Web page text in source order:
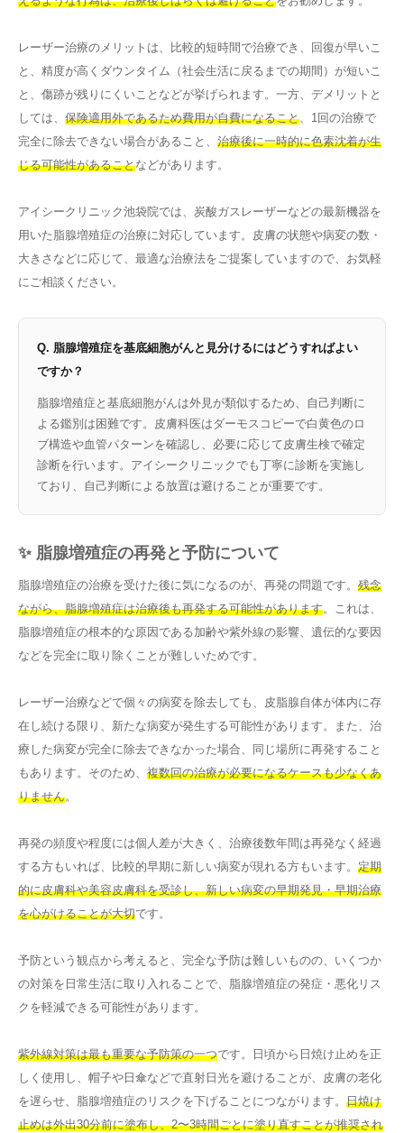
レーザー治療のメリットは、比較的短時間で治療でき、回復が早いこ
と、精度が高くダウンタイム（社会生活に戻るまでの期間）が短いこ
と、傷跡が残りにくいことなどが挙げられます。一方、デメリットと
しては、 保険適用外であるため費用が自費になること、1回の治療で
完全に除去できない場合があること、 治療後に一時的に色素沈着が生
じる可能性があることなどがあります。
アイシークリニック池袋院では、炭酸ガスレーザーなどの最新機器を
用いた脂腺増殖症の治療に対応しています。皮膚の状態や病変の数・
大きさなどに応じて、最適な治療法をご提案していますので、お気軽
にご相談ください。
Q. 脂腺増殖症を基底細胞がんと見分けるにはどうすればよい
ですか？
脂腺増殖症と基底細胞がんは外見が類似するため、自己判断に
よる鑑別は困難です。皮膚科医はダーモスコピーで白黄色のロ
ブ構造や血管パターンを確認し、必要に応じて皮膚生検で確定
診断を行います。アイシークリニックでも丁寧に診断を実施し
ており、自己判断による放置は避けることが重要です。
✨ 脂腺増殖症の再発と予防について
脂腺増殖症の治療を受けた後に気になるのが、再発の問題です。 残念
ながら、脂腺増殖症は治療後も再発する可能性があります。これは、
脂腺増殖症の根本的な原因である加齢や紫外線の影響、遺伝的な要因
などを完全に取り除くことが難しいためです。
レーザー治療などで個々の病変を除去しても、皮脂腺自体が体内に存
在し続ける限り、新たな病変が発生する可能性があります。また、治
療した病変が完全に除去できなかった場合、同じ場所に再発すること
もあります。そのため、 複数回の治療が必要になるケースも少なくあ
りません。
再発の頻度や程度には個人差が大きく、治療後数年間は再発なく経過
する方もいれば、比較的早期に新しい病変が現れる方もいます。 定期
的に皮膚科や美容皮膚科を受診し、新しい病変の早期発見・早期治療
を心がけることが大切です。
予防という観点から考えると、完全な予防は難しいものの、いくつか
の対策を日常生活に取り入れることで、脂腺増殖症の発症・悪化リス
クを軽減できる可能性があります。
紫外線対策は最も重要な予防策の一つです。日頃から日焼け止めを正
しく使用し、帽子や日傘などで直射日光を避けることが、皮膚の老化
を遅らせ、脂腺増殖症のリスクを下げることにつながります。 日焼け
止めは外出30分前に塗布し、2〜3時間ごとに塗り直すことが推奨され